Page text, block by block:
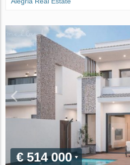
€ 514 000